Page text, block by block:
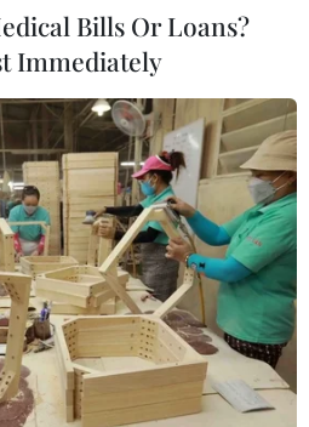
đơn vị. (Ảnh: Tuấn Anh/TTXVN)
Bills Or Loans?
Immediately